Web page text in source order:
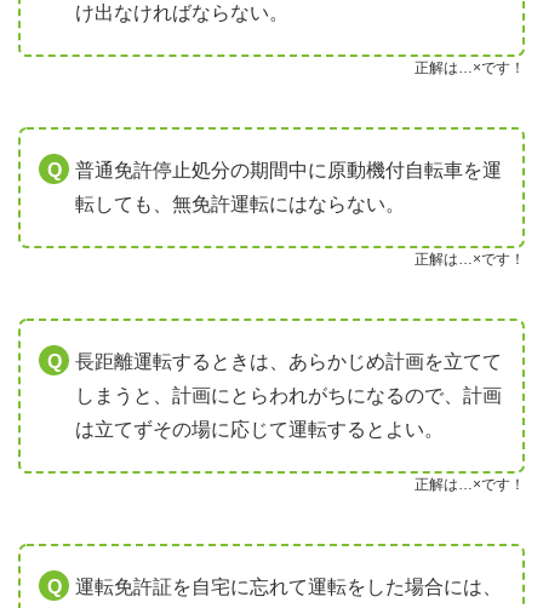
け出なければならない。
正解は…×です！
普通免許停止処分の期間中に原動機付自転車を運
転しても、無免許運転にはならない。
正解は…×です！
長距離運転するときは、あらかじめ計画を立てて
しまうと、計画にとらわれがちになるので、計画
は立てずその場に応じて運転するとよい。
正解は…×です！
運転免許証を自宅に忘れて運転をした場合には、